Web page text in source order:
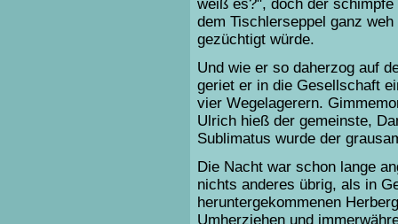
weiß es?", doch der
dem Tischlerseppel ganz
gezüchtigt würde.
Und wie er so daherzog auf
geriet er in die Gesellschaft
vier Wegelagerern.
Ulrich hieß der gemeinste,
Sublimatus wurde der
Die Nacht war schon lange
nichts anderes übrig, als in
heruntergekommenen
Umherziehen und